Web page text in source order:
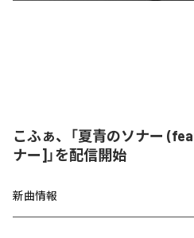
こふぁ、「夏青のソナー
ナー]」を配信開始
新曲情報